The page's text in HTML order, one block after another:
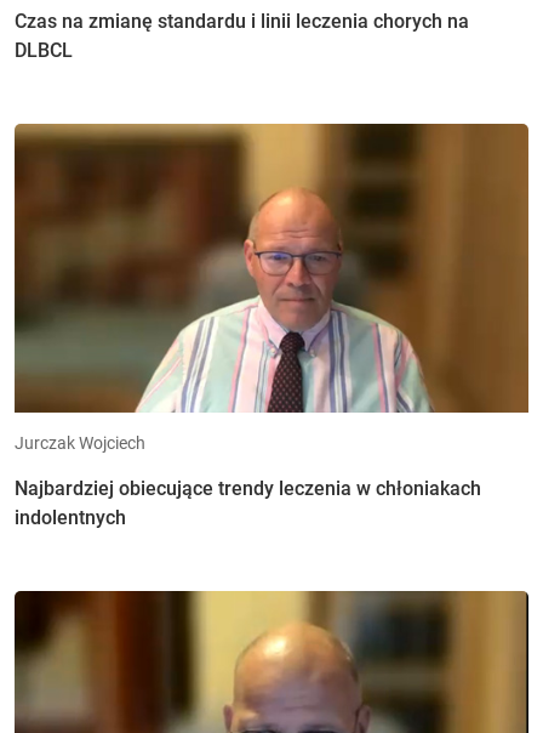
Czas na zmianę standardu i linii leczenia chorych na
DLBCL
Jurczak Wojciech
Najbardziej obiecujące trendy leczenia w chłoniakach
indolentnych